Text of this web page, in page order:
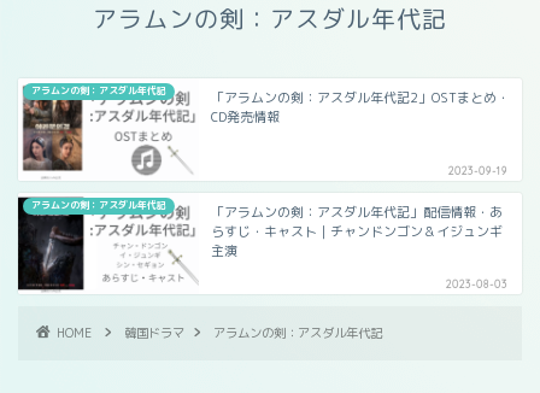
アラムンの剣：アスダル年代記
アラムンの剣：アスダル年代記
「アラムンの剣：アスダル年代記2」OSTまとめ・
CD発売情報
2023-09-19
アラムンの剣：アスダル年代記
「アラムンの剣：アスダル年代記」配信情報・あ
らすじ・キャスト｜チャンドンゴン＆イジュンギ
主演
2023-08-03
HOME 韓国ドラマ アラムンの剣：アスダル年代記